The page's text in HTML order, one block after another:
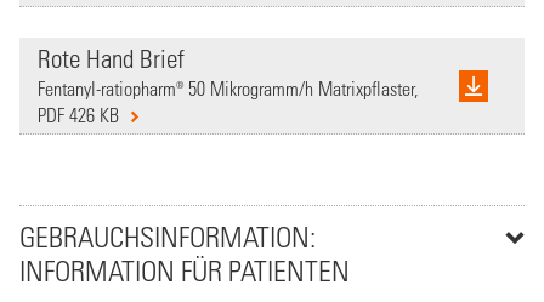
Rote Hand Brief
Fentanyl-ratiopharm® 50 Mikrogramm/h Matrixpflaster,
PDF 426 KB
GEBRAUCHSINFORMATION:
INFORMATION FÜR PATIENTEN